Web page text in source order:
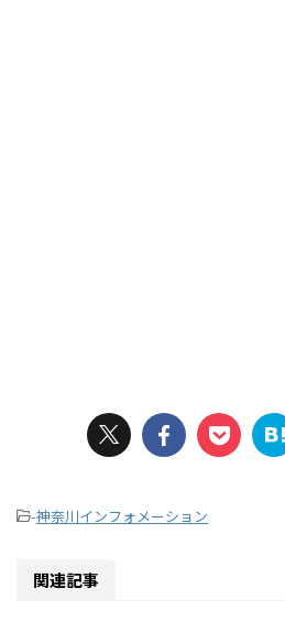
-神奈川インフォメーション
関連記事